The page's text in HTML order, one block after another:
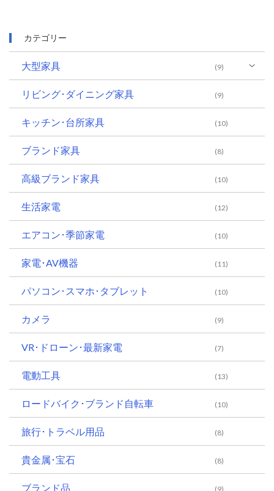
カテゴリー
大型家具 (9)
リビング･ダイニング家具 (9)
キッチン･台所家具 (10)
ブランド家具 (8)
高級ブランド家具 (10)
生活家電 (12)
エアコン･季節家電 (10)
家電･AV機器 (11)
パソコン･スマホ･タブレット (10)
カメラ (9)
VR･ドローン･最新家電 (7)
電動工具 (13)
ロードバイク･ブランド自転車 (10)
旅行･トラベル用品 (8)
貴金属･宝石 (8)
ブランド品 (9)